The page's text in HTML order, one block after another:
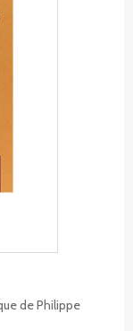
de Philippe